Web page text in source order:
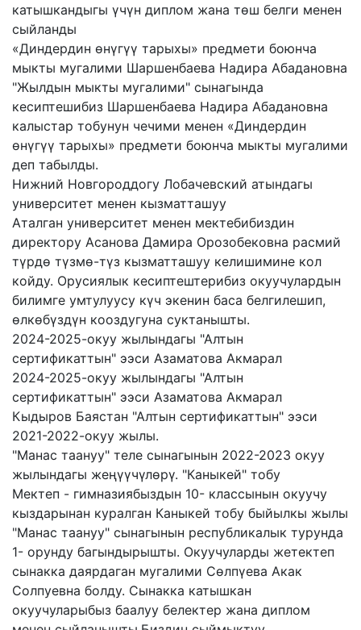
катышкандыгы үчүн диплом жана төш белги менен
сыйланды
«Диндердин өнүгүү тарыхы» предмети боюнча
мыкты мугалими Шаршенбаева Надира Абадановна
"Жылдын мыкты мугалими" сынагында
кесиптешибиз Шаршенбаева Надира Абадановна
калыстар тобунун чечими менен «Диндердин
өнүгүү тарыхы» предмети боюнча мыкты мугалими
деп табылды.
Нижний Новгороддогу Лобачевский атындагы
университет менен кызматташуу
Аталган университет менен мектебибиздин
директору Асанова Дамира Орозобековна расмий
түрдө түзмө-түз кызматташуу келишимине кол
койду. Орусиялык кесиптештерибиз окуучулардын
билимге умтулуусу күч экенин баса белгилешип,
өлкөбүздүн кооздугуна суктанышты.
2024-2025-окуу жылындагы "Алтын
сертификаттын" ээси Азаматова Акмарал
2024-2025-окуу жылындагы "Алтын
сертификаттын" ээси Азаматова Акмарал
Кыдыров Баястан "Алтын сертификаттын" ээси
2021-2022-окуу жылы.
"Манас таануу" теле сынагынын 2022-2023 окуу
жылындагы жеңүүчүлөрү. "Каныкей" тобу
Мектеп - гимназиябыздын 10- классынын окуучу
кыздарынан куралган Каныкей тобу быйылкы жылы
"Манас таануу" сынагынын республикалык турунда
1- орунду багындырышты. Окуучуларды жетектеп
сынакка даярдаган мугалими Сөлпүева Акак
Солпуевна болду. Сынакка катышкан
окуучуларыбыз баалуу белектер жана диплом